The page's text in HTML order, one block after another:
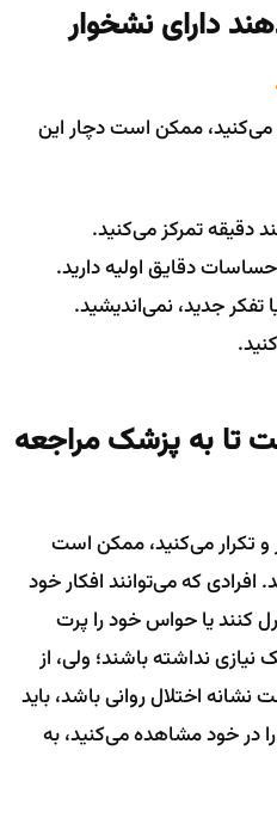
دارای نشخوار
می‌کنید، ممکن است دچار این
تمرکز می‌کنید.
دقایق اولیه دارید.
جدید، نمی‌اندیشید.
تا به پزشک مراجعه
و تکرار می‌کنید، ممکن است
که می‌توانند افکار خود
کنند یا حواس خود را پرت
نداشته باشند؛ ولی، از
اختلال روانی باشد، باید
را در خود مشاهده می‌کنید، به